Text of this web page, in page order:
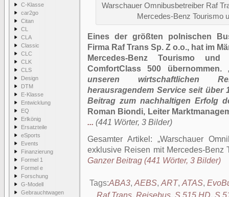
C-Klasse
car2go
Citan
CL
CLA
Classic
CLC
CLK
CLS
Design
DTM
E-Klasse
Entwicklung
EQ
Erlkönig
Ersatzteile
eSports
Events
Finanzierung
Formel 1
Formel e
Forschung
G-Modell
Gebrauchtwagen
Warschauer Omnibusbetreiber Raf
Mercedes-Benz Tourismo
Eines der größten polnischen
Firma Raf Trans Sp. Z o.o., hat im
Mercedes-Benz Tourismo
ComfortClass 500 übernommen.
unseren wirtschaftlichen
herausragendem Service seit über
Beitrag zum nachhaltigen Erfolg
Roman Biondi, Leiter
... (441 Wörter, 3 Bilder)
Gesamter Artikel:
Warschauer
exklusive Reisen mit Mercedes-Benz
Ganzer Beitrag (441 Wörter, 3 Bilder)
Tags:ABA3, AEBS, ART, ATAS,
Raf Trans, Reisebus, S 515 HD, S